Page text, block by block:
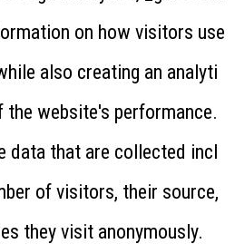
on how visitors use
also creating an analyti
website's performance.
data that are collected incl
of visitors, their source,
they visit anonymously.